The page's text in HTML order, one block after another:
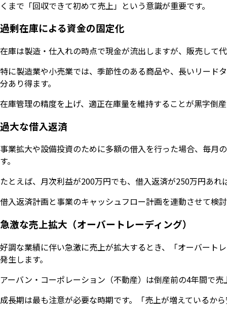
くまで「回収できて初めて売上」という意識が重要です。
過剰在庫による資金の固定化
在庫は製造・仕入れの時点で現金が流出しますが、販売して
特に製造業や小売業では、季節性のある商品や、長いリード
分あり得ます。
在庫管理の精度を上げ、適正在庫量を維持することが黒字倒
過大な借入返済
事業拡大や設備投資のために多額の借入を行った場合、毎月
す。
たとえば、月次利益が200万円でも、借入返済が250万円あ
借入返済計画と事業のキャッシュフロー計画を連動させて検
急激な売上拡大（オーバートレーディング）
好調な業績に伴い急激に売上が拡大するとき、「オーバート
発生します。
アーバン・コーポレーション（不動産）は倒産前の4年間で
成長期は最も注意が必要な時期です。「売上が増えているか